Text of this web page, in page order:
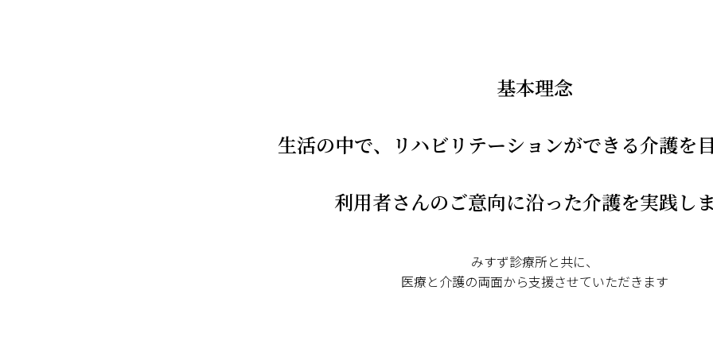
基本理念
生活の中で、 リハビリテーションができる介護を
利用者さんのご意向に沿った介護を実践し
みすず診療所と共に、
医療と介護の両面から支援させていただきます